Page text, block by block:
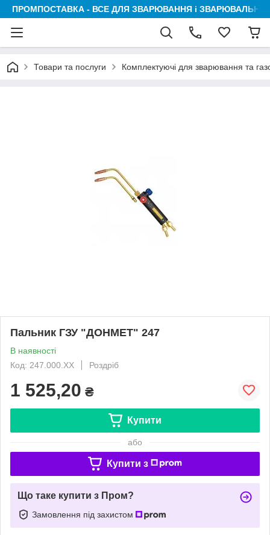
ПРОМПОСТАВКА - ВСЕ ДЛЯ ЗВАРЮВАННЯ і
Товари та послуги Комплектуючі для зварювання та
Пальник ГЗУ "ДОНМЕТ" 247
В наявності
Код: 247.000.XX
Роздріб
1 525,20 ₴
Купити
або
Купити з
Що таке купити з Пром?
Замовлення під захистом